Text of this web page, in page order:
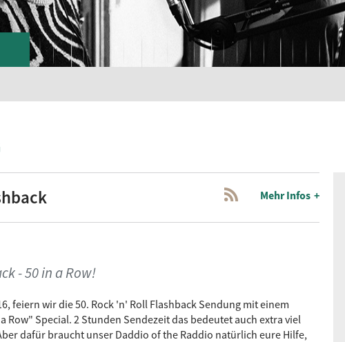
Mehr Infos
- 50 in a Row!
feiern wir die 50. Rock 'n' Roll Flashback Sendung mit einem
Row" Special. 2 Stunden Sendezeit das bedeutet auch extra viel
dafür braucht unser Daddio of the Raddio natürlich eure Hilfe,